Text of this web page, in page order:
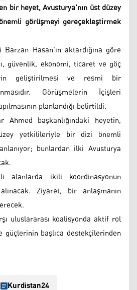
bir heyet, Avusturya'nın üst düzey
görüşmeyi gereçekleştirmek
Hasan'ın aktardığına göre
güvenlik, ekonomi, ticaret ve göç
geliştirilmesi ve resmi bir
Görüşmelerin İçişleri
planlandığı belirtildi.
Ahmed başkanlığındaki heyetin,
yetkilileriyle bir dizi önemli
bunlardan ilki Avusturya
alanlarda ikili koordinasyonun
Ziyaret, bir anlaşmanın
uluslararası koalisyonda aktif rol
güçlerinin başlıca destekçilerinden
Kurdistan24